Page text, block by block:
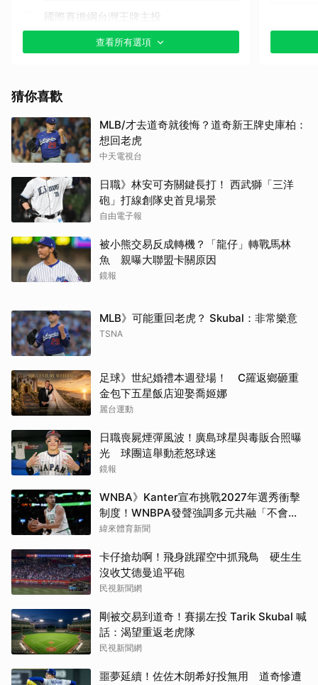
國際賽擔綱台灣王牌主投
其他（歡迎貼文分享）
查看所有選項
猜你喜歡
MLB/才去道奇就後悔？道奇新王牌史庫柏：
想回老虎
中天電視台
日職》林安可夯關鍵長打！ 西武獅「三洋
砲」打線創隊史首見場景
自由電子報
被小熊交易反成轉機？「龍仔」轉戰馬林
魚 親曝大聯盟卡關原因
鏡報
MLB》可能重回老虎？ Skubal：非常樂意
TSNA
足球》世紀婚禮本週登場！ C羅返鄉砸重
金包下五星飯店迎娶喬姬娜
麗台運動
日職喪屍煙彈風波！廣島球星與毒販合照曝
光 球團這舉動惹怒球迷
鏡報
WNBA》Kanter宣布挑戰2027年選秀衝擊
制度！WNBPA發聲強調多元共融「不會成
為政治棋子」
緯來體育新聞
卡仔搶劫啊！飛身跳躍空中抓飛鳥 硬生生
沒收艾德曼追平砲
民視新聞網
剛被交易到道奇！賽揚左投 Tarik Skubal 喊
話：渴望重返老虎隊
民視新聞網
噩夢延續！佐佐木朗希好投無用 道奇慘遭